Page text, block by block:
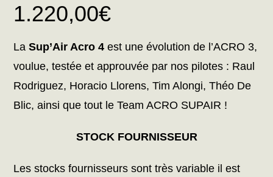
1.220,00€
LaSup’Air Acro 4 est une évolution de l’ACRO 3,
voulue, testée et approuvée par nos pilotes : Raul
Rodriguez, Horacio Llorens, Tim Alongi, Théo De
Blic, ainsi que tout le Team ACRO SUPAIR !
STOCK FOURNISSEUR
Les stocks fournisseurs sont très variable il est